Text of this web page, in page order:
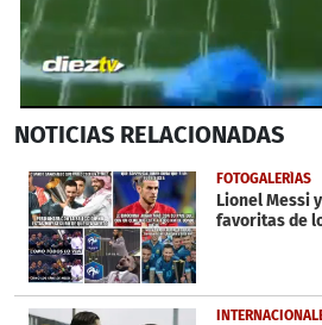
seconds
28
seconds
NOTICIAS RELACIONADAS
FOTOGALERÍAS
Lionel Messi
favoritas de